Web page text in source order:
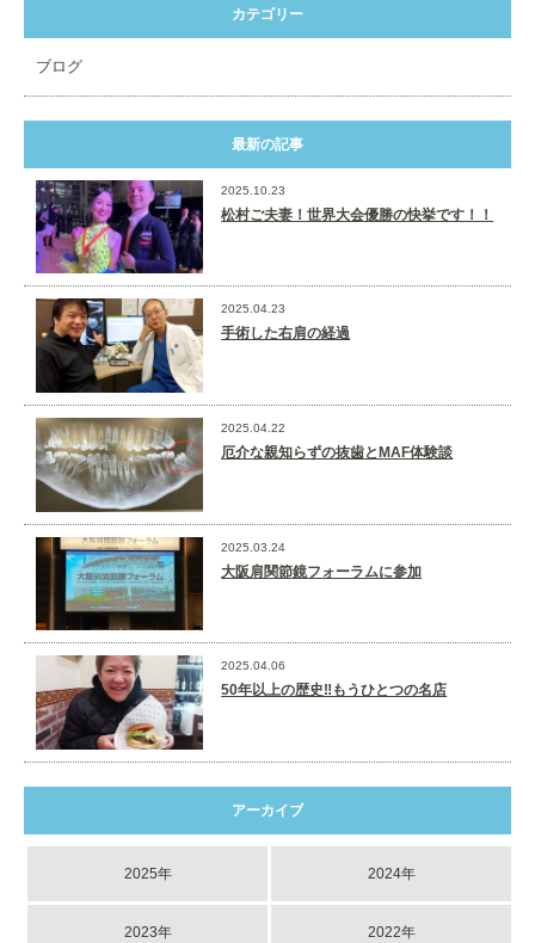
カテゴリー
ブログ
最新の記事
2025.10.23
松村ご夫妻！世界大会優勝の快挙です！！
2025.04.23
手術した右肩の経過
2025.04.22
厄介な親知らずの抜歯とMAF体験談
2025.03.24
大阪肩関節鏡フォーラムに参加
2025.04.06
50年以上の歴史‼️もうひとつの名店
アーカイブ
2025年 2024年
2023年 2022年